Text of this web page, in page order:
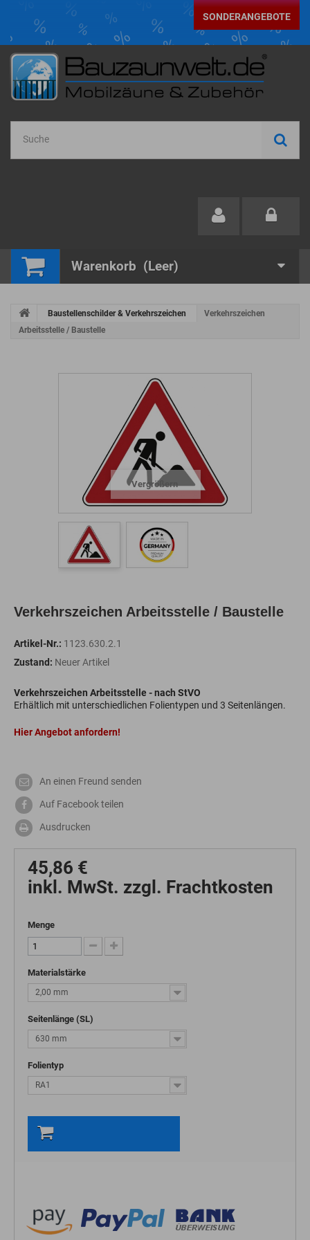
SONDERANGEBOTE
Warenkorb (Leer)
Baustellenschilder & Verkehrszeichen
Verkehrszeichen
Arbeitsstelle / Baustelle
Vergrößern
Verkehrszeichen Arbeitsstelle / Baustelle
Artikel-Nr.: 1123.630.2.1
Zustand: Neuer Artikel
Verkehrszeichen Arbeitsstelle - nach StVO
Erhältlich mit unterschiedlichen Folientypen und 3 Seitenlängen.
Hier Angebot anfordern!
An einen Freund senden
Auf Facebook teilen
Ausdrucken
45,86 €
inkl. MwSt. zzgl. Frachtkosten
Menge
Materialstärke
2,00 mm
Seitenlänge (SL)
630 mm
Folientyp
RA1